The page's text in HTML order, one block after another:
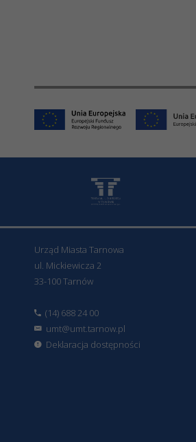
Urząd Miasta Tarnowa
ul. Mickiewicza 2
33-100 Tarnów
(14) 688 24 00
umt@umt.tarnow.pl
Deklaracja dostępności